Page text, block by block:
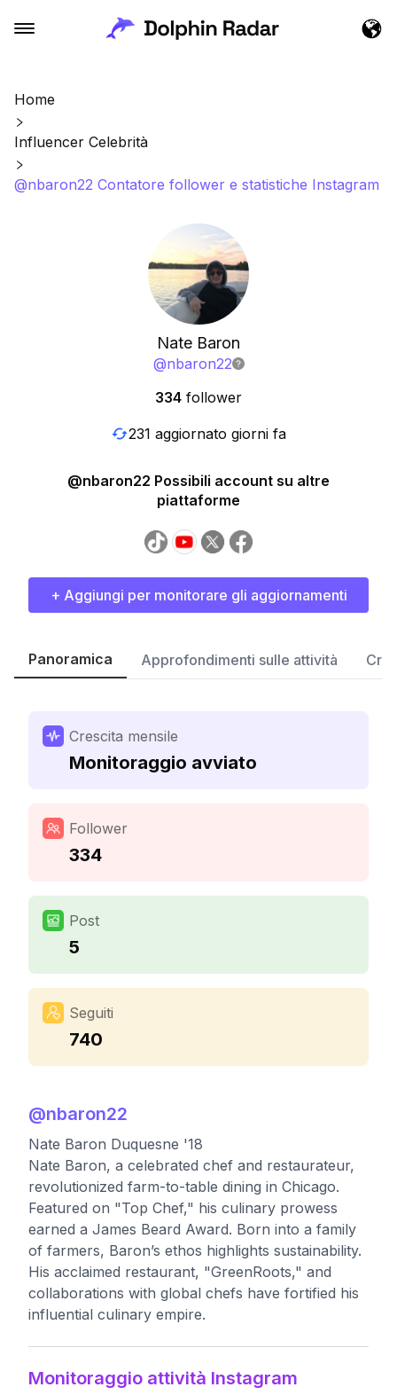
Home
Influencer Celebrità
@nbaron22 Contatore follower e statistiche Instagram
Nate Baron
@nbaron22
334 follower
231 aggiornato giorni fa
@nbaron22 Possibili account su altre
piattaforme
+ Aggiungi per monitorare gli aggiornamenti
Panoramica Approfondimenti sulle attività
Crescita mensile
Monitoraggio avviato
Follower
334
Post
5
Seguiti
740
@nbaron22
Nate Baron Duquesne '18
Nate Baron, a celebrated chef and restaurateur,
revolutionized farm-to-table dining in Chicago.
Featured on "Top Chef," his culinary prowess
earned a James Beard Award. Born into a family
of farmers, Baron’s ethos highlights sustainability.
His acclaimed restaurant, "GreenRoots," and
collaborations with global chefs have fortified his
influential culinary empire.
Monitoraggio attività Instagram